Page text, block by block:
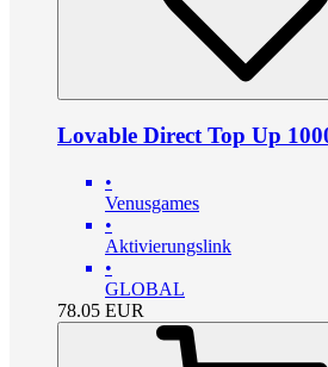
Lovable Direct Top Up
•
Venusgames
•
Aktivierungslink
•
GLOBAL
78.05 EUR